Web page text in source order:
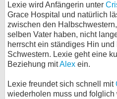
Lexie wird Anfängerin unter
Grace Hospital und natürlich
zwischen den
selben Vater haben, nicht
herrscht ein ständiges Hin
Schwestern. Lexie geht eine
Beziehung mitAlex ein.
Lexie freundet sich schnell mit
wiederholen muss und folglich